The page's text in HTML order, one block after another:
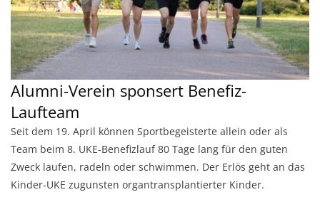
Alumni-Verein sponsert Benefiz-
Laufteam
Seit dem 19. April können Sportbegeisterte allein oder als
Team beim 8. UKE-Benefizlauf 80 Tage lang für den guten
Zweck laufen, radeln oder schwimmen. Der Erlös geht an das
Kinder-UKE zugunsten organtransplantierter Kinder.